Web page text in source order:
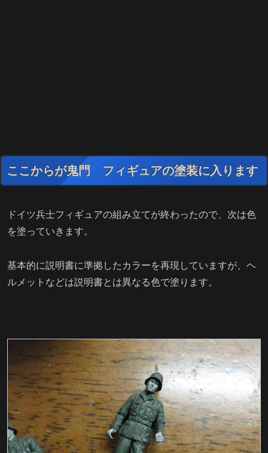
ここからが鬼門 フィギュアの塗装に入ります
ドイツ兵士フィギュアの組み立てが終わったので、次は色
を塗っていきます。
基本的に説明書に準拠したカラーを再現していますが、ヘ
ルメットなどは説明書とは異なる色で塗ります。